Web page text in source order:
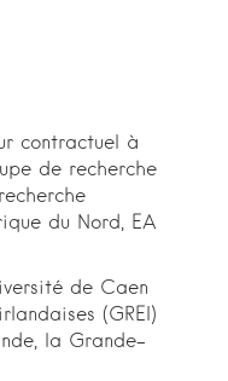
contractuel à
de recherche
du Nord, EA
de Caen
(GREI)
la Grande-